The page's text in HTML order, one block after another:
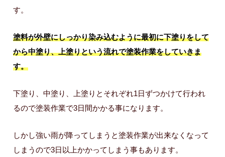
す。
塗料が外壁にしっかり染み込むように最初に下塗りをして
から中塗り、上塗りという流れで塗装作業をしていきま
す。
下塗り、中塗り、上塗りとそれぞれ1日ずつかけて行われ
るので塗装作業で3日間かかる事になります。
しかし強い雨が降ってしまうと塗装作業が出来なくなって
しまうので3日以上かかってしまう事もあります。